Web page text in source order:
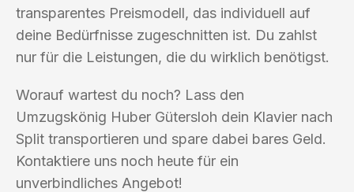
transparentes Preismodell, das individuell auf
deine Bedürfnisse zugeschnitten ist. Du zahlst
nur für die Leistungen, die du wirklich benötigst.
Worauf wartest du noch? Lass den
Umzugskönig Huber Gütersloh dein Klavier nach
Split transportieren und spare dabei bares Geld.
Kontaktiere uns noch heute für ein
unverbindliches Angebot!